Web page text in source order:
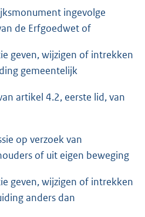
ingevolge
de Erfgoedwet of
geven, wijzigen of intrekken
gemeentelijk
artikel 4.2, eerste lid, van
op verzoek van
of uit eigen beweging
geven, wijzigen of intrekken
anders dan